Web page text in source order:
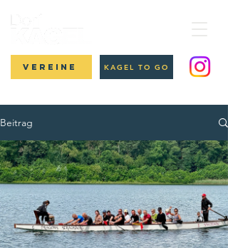
Vereine KAGEL TO GO
Beitrag